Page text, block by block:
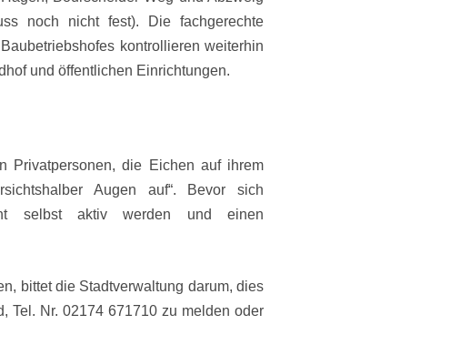
noch nicht fest). Die fachgerechte
kontrollieren weiterhin
und öffentlichen Einrichtungen.
Privatpersonen, die Eichen auf ihrem
Augen auf“. Bevor sich
selbst aktiv werden und einen
bittet die Stadtverwaltung darum, dies
Tel. Nr. 02174 671710 zu melden oder